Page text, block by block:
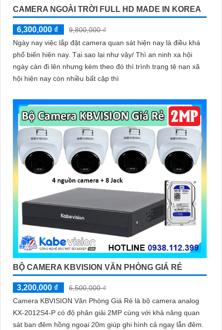
CAMERA NGOÀI TRỜI FULL HD MADE IN KOREA
6,300,000 ₫
9,800,000 ₫
Ngày nay việc lắp đặt camera quan sát hiện nay là điều khá
phổ biến hiện nay. Tại sao lại như vậy/ Thì an ninh xa hội
ngày càn đi lên nhưng kèm theo đó thì trình trạng tệ nạn xã
hội hiện nay còn nhiều bất cập thì
BỘ CAMERA KBVISION VĂN PHÒNG GIÁ RẺ
3,200,000 ₫
6,500,000 ₫
Camera KBVISION Văn Phòng Giá Rẻ là bộ camera analog
KX-2012S4-P có độ phân giải 2MP cùng với khả năng quan
sát ban đêm hồng ngoại 20m giúp ghi hình cả ngay lẫn đêm.